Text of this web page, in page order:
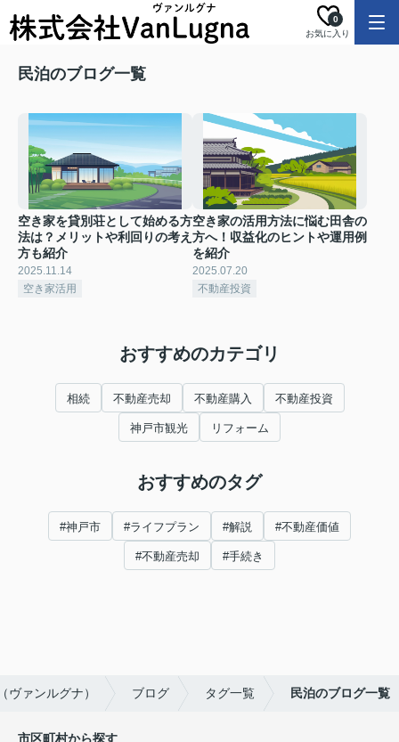
お気に入り
0
民泊のブログ一覧
空き家を貸別荘として始める方
法は？メリットや利回りの考え
方も紹介
2025.11.14
空き家活用
空き家の活用方法に悩む田舎の
方へ！収益化のヒントや運用例
を紹介
2025.07.20
不動産投資
おすすめのカテゴリ
相続 不動産売却 不動産購入 不動産投資
神戸市観光 リフォーム
おすすめのタグ
#神戸市 #ライフプラン #解説 #不動産価値
#不動産売却 #手続き
ァンルグナ） ブログ タグ一覧 民泊のブログ一覧
市区町村から探す